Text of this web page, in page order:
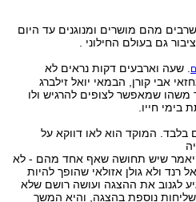
מהם מושרים ומנוגנים עד היום
גם בעולם החילוני .
. שעה וארבעים דקות נראים לא
אבי קורן, הבמאי יואל זילברג
משהו שמאפשר לצופים להרגיש ולו
חייו.
המוקד הוא לאו דווקא על
ייאמר שיש תחושה שאף אחד מהם - לא
רנד ולא גולן אזולאי שהופך להיות
לגנוב את ההצגה ועושה רושם שלא
נוספת בהצגה, והיא המשך